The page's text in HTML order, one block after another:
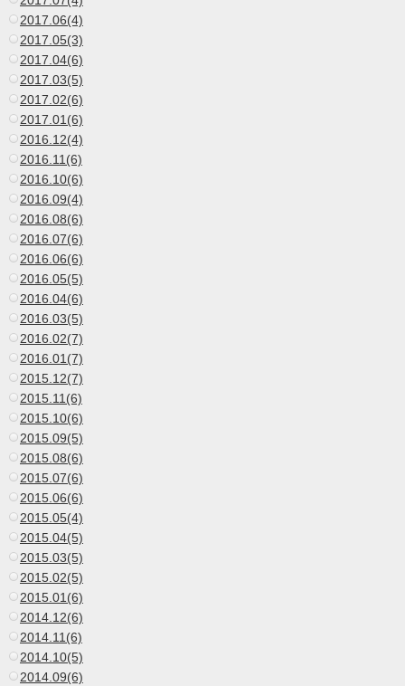
2017.06(4)
2017.05(3)
2017.04(6)
2017.03(5)
2017.02(6)
2017.01(6)
2016.12(4)
2016.11(6)
2016.10(6)
2016.09(4)
2016.08(6)
2016.07(6)
2016.06(6)
2016.05(5)
2016.04(6)
2016.03(5)
2016.02(7)
2016.01(7)
2015.12(7)
2015.11(6)
2015.10(6)
2015.09(5)
2015.08(6)
2015.07(6)
2015.06(6)
2015.05(4)
2015.04(5)
2015.03(5)
2015.02(5)
2015.01(6)
2014.12(6)
2014.11(6)
2014.10(5)
2014.09(6)